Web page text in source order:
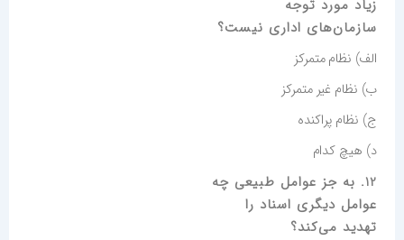
زیاد مورد توجه
سازمان‌های اداری نیست؟
الف) نظام متمرکز
ب) نظام غیر متمرکز
ج) نظام پراکنده
د) هیچ کدام
12. به جز عوامل طبیعی چه
عوامل دیگری اسناد را
تهدید می‌کند؟